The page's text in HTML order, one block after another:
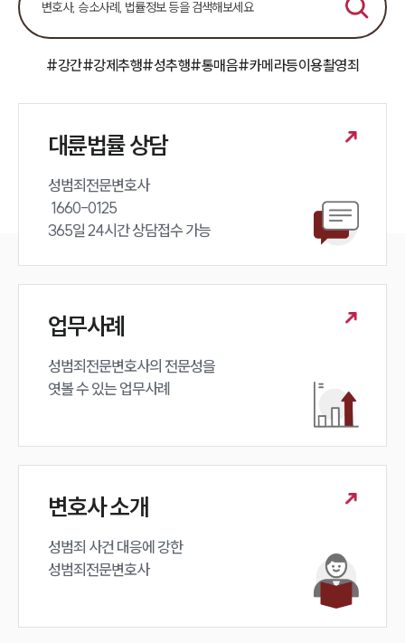
#강간#강제추행#성추행#통매음#카메라등이용촬영죄
대륜법률 상담
성범죄전문변호사
365일 24시간 상담접수 가능
업무사례
성범죄전문변호사의 전문성을
엿볼 수 있는 업무사례
변호사 소개
성범죄 사건 대응에 강한
성범죄전문변호사